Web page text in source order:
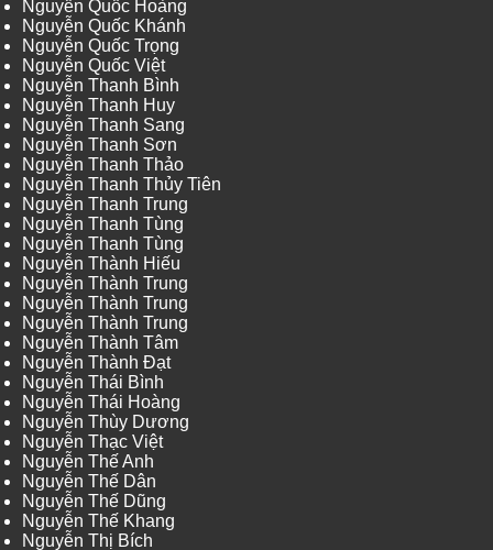
Nguyễn Quốc Hoàng
Nguyễn Quốc Khánh
Nguyễn Quốc Trọng
Nguyễn Quốc Việt
Nguyễn Thanh Bình
Nguyễn Thanh Huy
Nguyễn Thanh Sang
Nguyễn Thanh Sơn
Nguyễn Thanh Thảo
Nguyễn Thanh Thủy Tiên
Nguyễn Thanh Trung
Nguyễn Thanh Tùng
Nguyễn Thanh Tùng
Nguyễn Thành Hiếu
Nguyễn Thành Trung
Nguyễn Thành Trung
Nguyễn Thành Trung
Nguyễn Thành Tâm
Nguyễn Thành Đạt
Nguyễn Thái Bình
Nguyễn Thái Hoàng
Nguyễn Thùy Dương
Nguyễn Thạc Việt
Nguyễn Thế Anh
Nguyễn Thế Dân
Nguyễn Thế Dũng
Nguyễn Thế Khang
Nguyễn Thị Bích